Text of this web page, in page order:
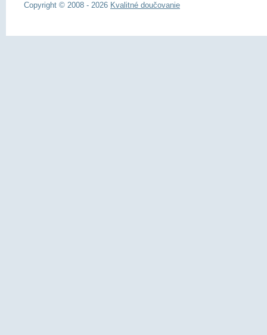
Copyright © 2008 - 2026 Kvalitné doučovanie